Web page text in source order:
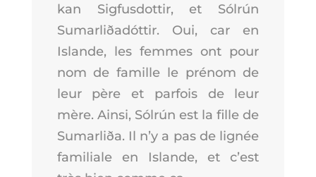
kan Sig­fus­dot­tir, et Sólrún
Sumar­liðadót­tir. Oui, car en
Islande, les femmes ont pour
nom de famille le pré­nom de
leur père et par­fois de leur
mère. Ain­si, Sólrún est la fille de
Sumar­liða. Il n’y a pas de lignée
fami­liale en Islande, et c’est